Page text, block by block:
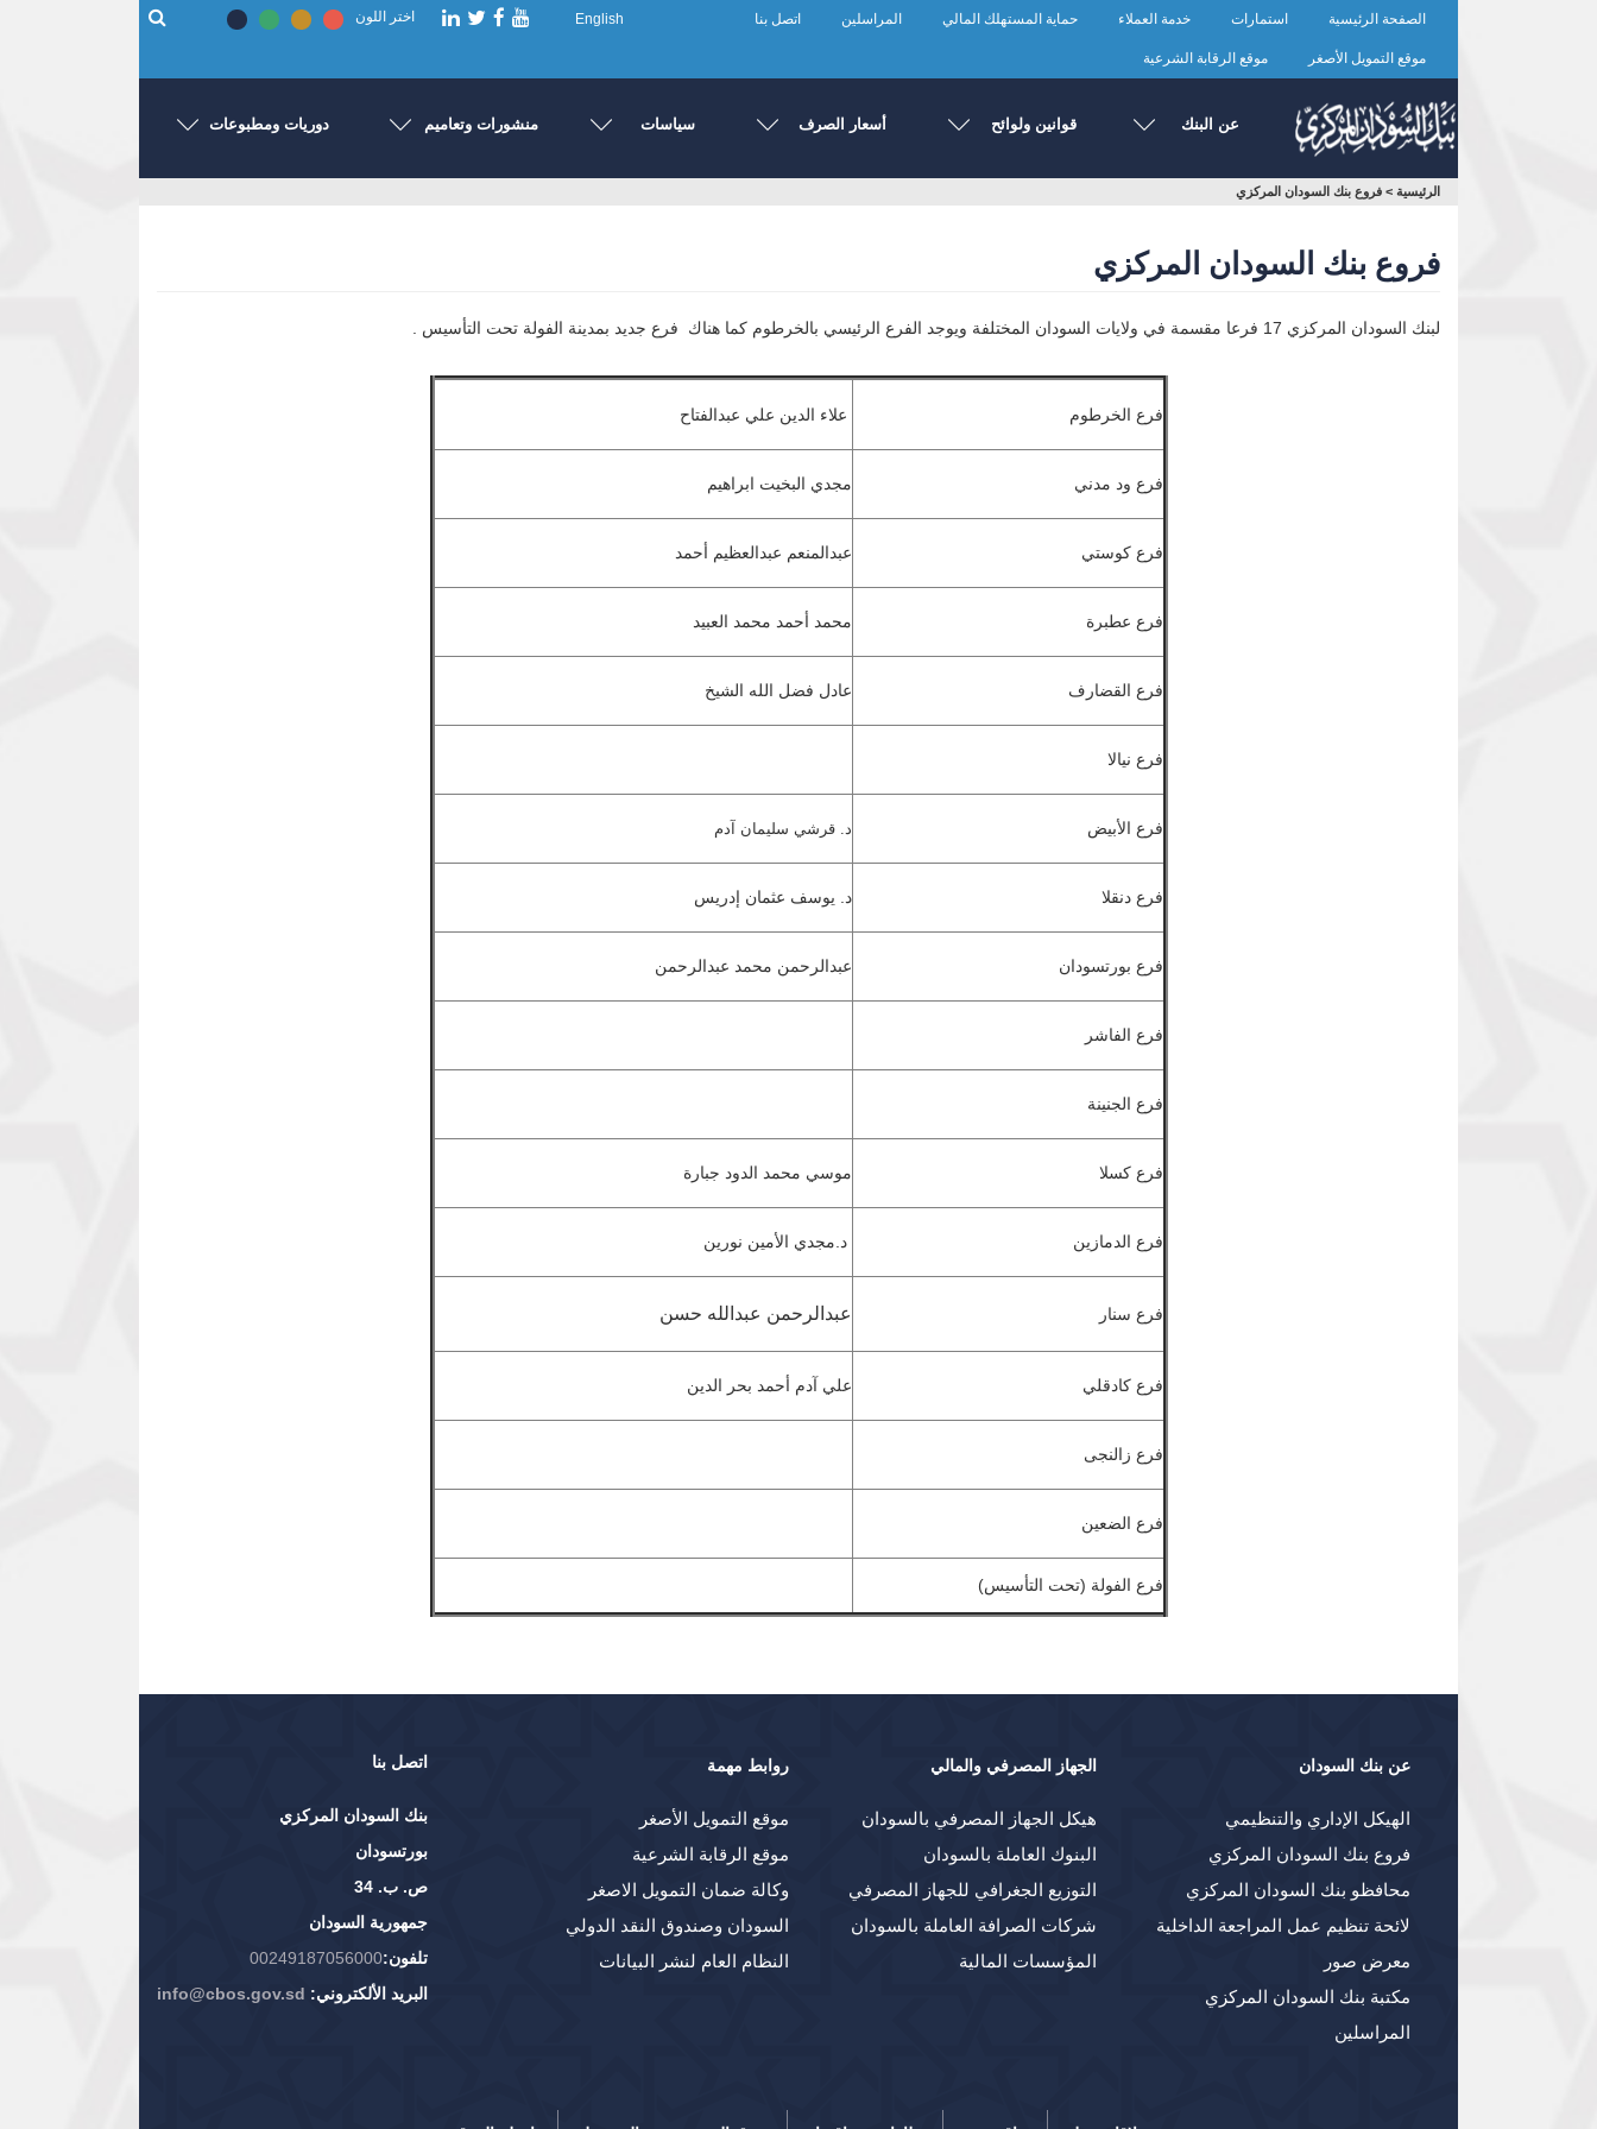
الصفحة الرئيسية استمارات خدمة العملاء حماية المستهلك المالي المراسلين اتصل بنا
موقع التمويل الأصغر موقع الرقابة الشرعية
English اختر اللون
عن البنك قوانين ولوائح أسعار الصرف سياسات منشورات وتعاميم دوريات ومطبوعات
أنت
الرئيسية > فروع بنك السودان المركزي
فروع بنك السودان المركزي
لبنك السودان المركزي 17 فرعا مقسمة في ولايات السودان المختلفة ويوجد الفرع الرئيسي بالخرطوم كما هناك فرع جديد بمدينة الفولة تحت التأسيس .
فرع الخرطوم علاء الدين علي عبدالفتاح
فرع ود مدني مجدي البخيت ابراهيم
فرع كوستي عبدالمنعم عبدالعظيم أحمد
فرع عطبرة محمد أحمد محمد العبيد
فرع القضارف عادل فضل الله الشيخ
فرع نيالا
فرع الأبيض د. قرشي سليمان آدم
فرع دنقلا د. يوسف عثمان إدريس
فرع بورتسودان عبدالرحمن محمد عبدالرحمن
فرع الفاشر
فرع الجنينة
فرع كسلا موسي محمد الدود جبارة
فرع الدمازين د.مجدي الأمين نورين
فرع سنار عبدالرحمن عبدالله حسن
فرع كادقلي علي آدم أحمد بحر الدين
فرع زالنجى
فرع الضعين
فرع الفولة (تحت التأسيس)
اتصل بنا
بنك السودان المركزي
بورتسودان
ص. ب. 34
جمهورية السودان
تلفون:00249187056000
البريد الألكتروني: info@cbos.gov.sd
عن بنك السودان
الهيكل الإداري والتنظيمي
فروع بنك السودان المركزي
محافظو بنك السودان المركزي
لائحة تنظيم عمل المراجعة الداخلية
معرض صور
مكتبة بنك السودان المركزي
المراسلين
الجهاز المصرفي والمالي
هيكل الجهاز المصرفي بالسودان
البنوك العاملة بالسودان
التوزيع الجغرافي للجهاز المصرفي
شركات الصرافة العاملة بالسودان
المؤسسات المالية
روابط مهمة
موقع التمويل الأصغر
موقع الرقابة الشرعية
وكالة ضمان التمويل الاصغر
السودان وصندوق النقد الدولي
النظام العام لنشر البيانات